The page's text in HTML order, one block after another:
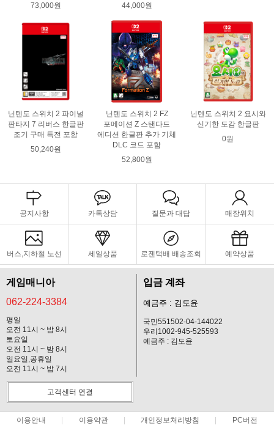
73,000원
44,000원
닌텐도 스위치 2 파이널
판타지 7 리버스 한글판
조기 구매 특전 포함
50,240원
닌텐도 스위치 2 FZ
포메이션 Z 스탠다드
에디션 한글판 추가 기체
DLC 코드 포함
52,800원
닌텐도 스위치 2 요시와
신기한 도감 한글판
0원
공지사항 카톡상담 질문과 대답 매장위치
버스,지하철 노선 세일상품 로젠택배 배송조회 예약상품
게임매니아
062-224-3384
평일
오전 11시 ~ 밤 8시
토요일
오전 11시 ~ 밤 8시
일요일,공휴일
오전 11시 ~ 밤 7시
입금 계좌
예금주 : 김도윤
국민551502-04-144022
우리1002-945-525593
예금주 : 김도윤
고객센터 연결
이용안내 이용약관 개인정보처리방침 PC버전